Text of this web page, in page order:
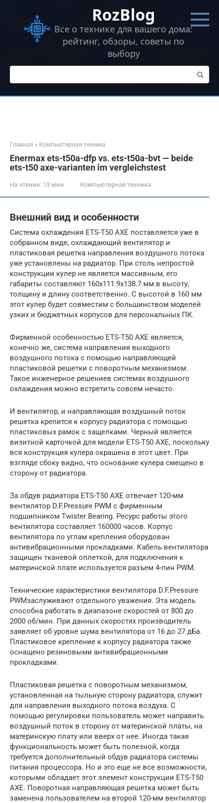
контенту
RozBlog
Все о технике для вашего дома:
рейтинг, обзоры, советы по
выбору
Поиск:
Главная » Компьютерная техника
Enermax ets-t50a-dfp vs. ets-t50a-bvt — beide
ets-t50 axe-varianten im vergleichstest
На чтение: 13 мин Компьютерная техника
Внешний вид и особенности
Система охлаждения ETS-T50 AXE поставляется уже в
собранном виде, охлаждающий вентилятор и
пластиковая решетка направления воздушного потока
уже установлены на радиатор. При столь непростой
конструкции кулер не является массивным, его
габариты составляют 160х111.9х138.7 мм в высоту,
толщину и длину соответственно. С высотой в 160 мм
этот кулер будет совместим с большинством моделей
узких и бюджетных корпусов для персональных ПК.
Фирменной особенностью ETS-T50 AXE является,
конечно же, система направления выходного
воздушного потока с помощью направляющей
пластиковой решетки с поворотным механизмом.
Такое инженерное решениев системах воздушного
охлаждения можно встретить совсем нечасто.
И вентилятор, и направляющая воздушный поток
решетка крепится к корпусу радиатора с помощью
пластиковых рамок с защелками. Черный является
визитной карточкой для модели ETS-T50 AXE, поскольку
вся конструкция кулера окрашена в этот цвет. При
взгляде сбоку видно, что основание кулера смещено в
сторону от радиатора.
За обдув радиатора ETS-T50 AXE отвечает 120-мм
вентилятор D.F.Pressure PWM с фирменным
подшипником Twister Bearing. Ресурс работы этого
вентилятора составляет 160000 часов. Корпус
вентилятора по углам крепления оборудован
антивибрационными прокладками. Кабель вентилятора
защищен тканевой оплеткой, для подключения к
материнской плате используется разъем 4-пин PWM.
Технические характеристики вентилятора D.F.Pressure
PWMзаслуживают отдельного уважения. Эта модель
способна работать в диапазоне скоростей от 800 до
2000 об/мин. При данных скоростях производитель
заявляет об уровне шума вентилятора от 16 до 27 дБа.
Пластиковое крепление к корпусу радиатора также
оснащено резиновыми антивибрационными
прокладками.
Пластиковая решетка с поворотным механизмом,
установленная на тыльную сторону радиатора, служит
для направления выходного потока воздуха. С
помощью регулировки пользователь может направить
воздушный поток в сторону от материнской платы, на
материнскую плату или вверх от нее. Иногда такая
функциональность может быть полезной, когда
требуется дополнительный обдув радиатора системы
питания процессора. Но и это еще не все возможности,
которыми обладает этот элемент конструкции ETS-T50
AXE. Поворотная направляющая решетка может быть
заменена пользователем на второй 120-мм вентилятор